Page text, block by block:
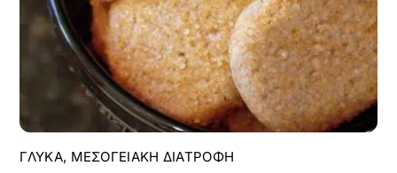
ΓΛΥΚΆ, ΜΕΣΟΓΕΙΑΚΉ ΔΙΑΤΡΟΦΉ